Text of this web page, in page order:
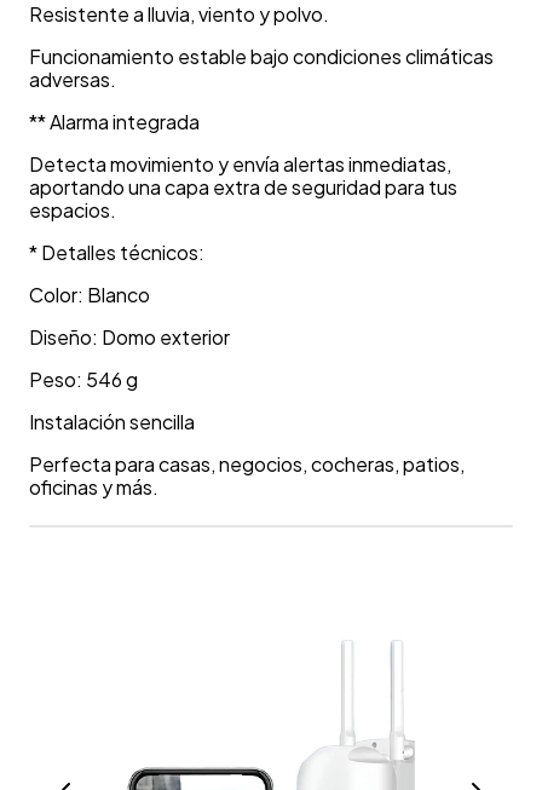
Resistente a lluvia, viento y polvo.
Funcionamiento estable bajo condiciones climáticas
adversas.
** Alarma integrada
Detecta movimiento y envía alertas inmediatas,
aportando una capa extra de seguridad para tus
espacios.
* Detalles técnicos:
Color: Blanco
Diseño: Domo exterior
Peso: 546 g
Instalación sencilla
Perfecta para casas, negocios, cocheras, patios,
oficinas y más.